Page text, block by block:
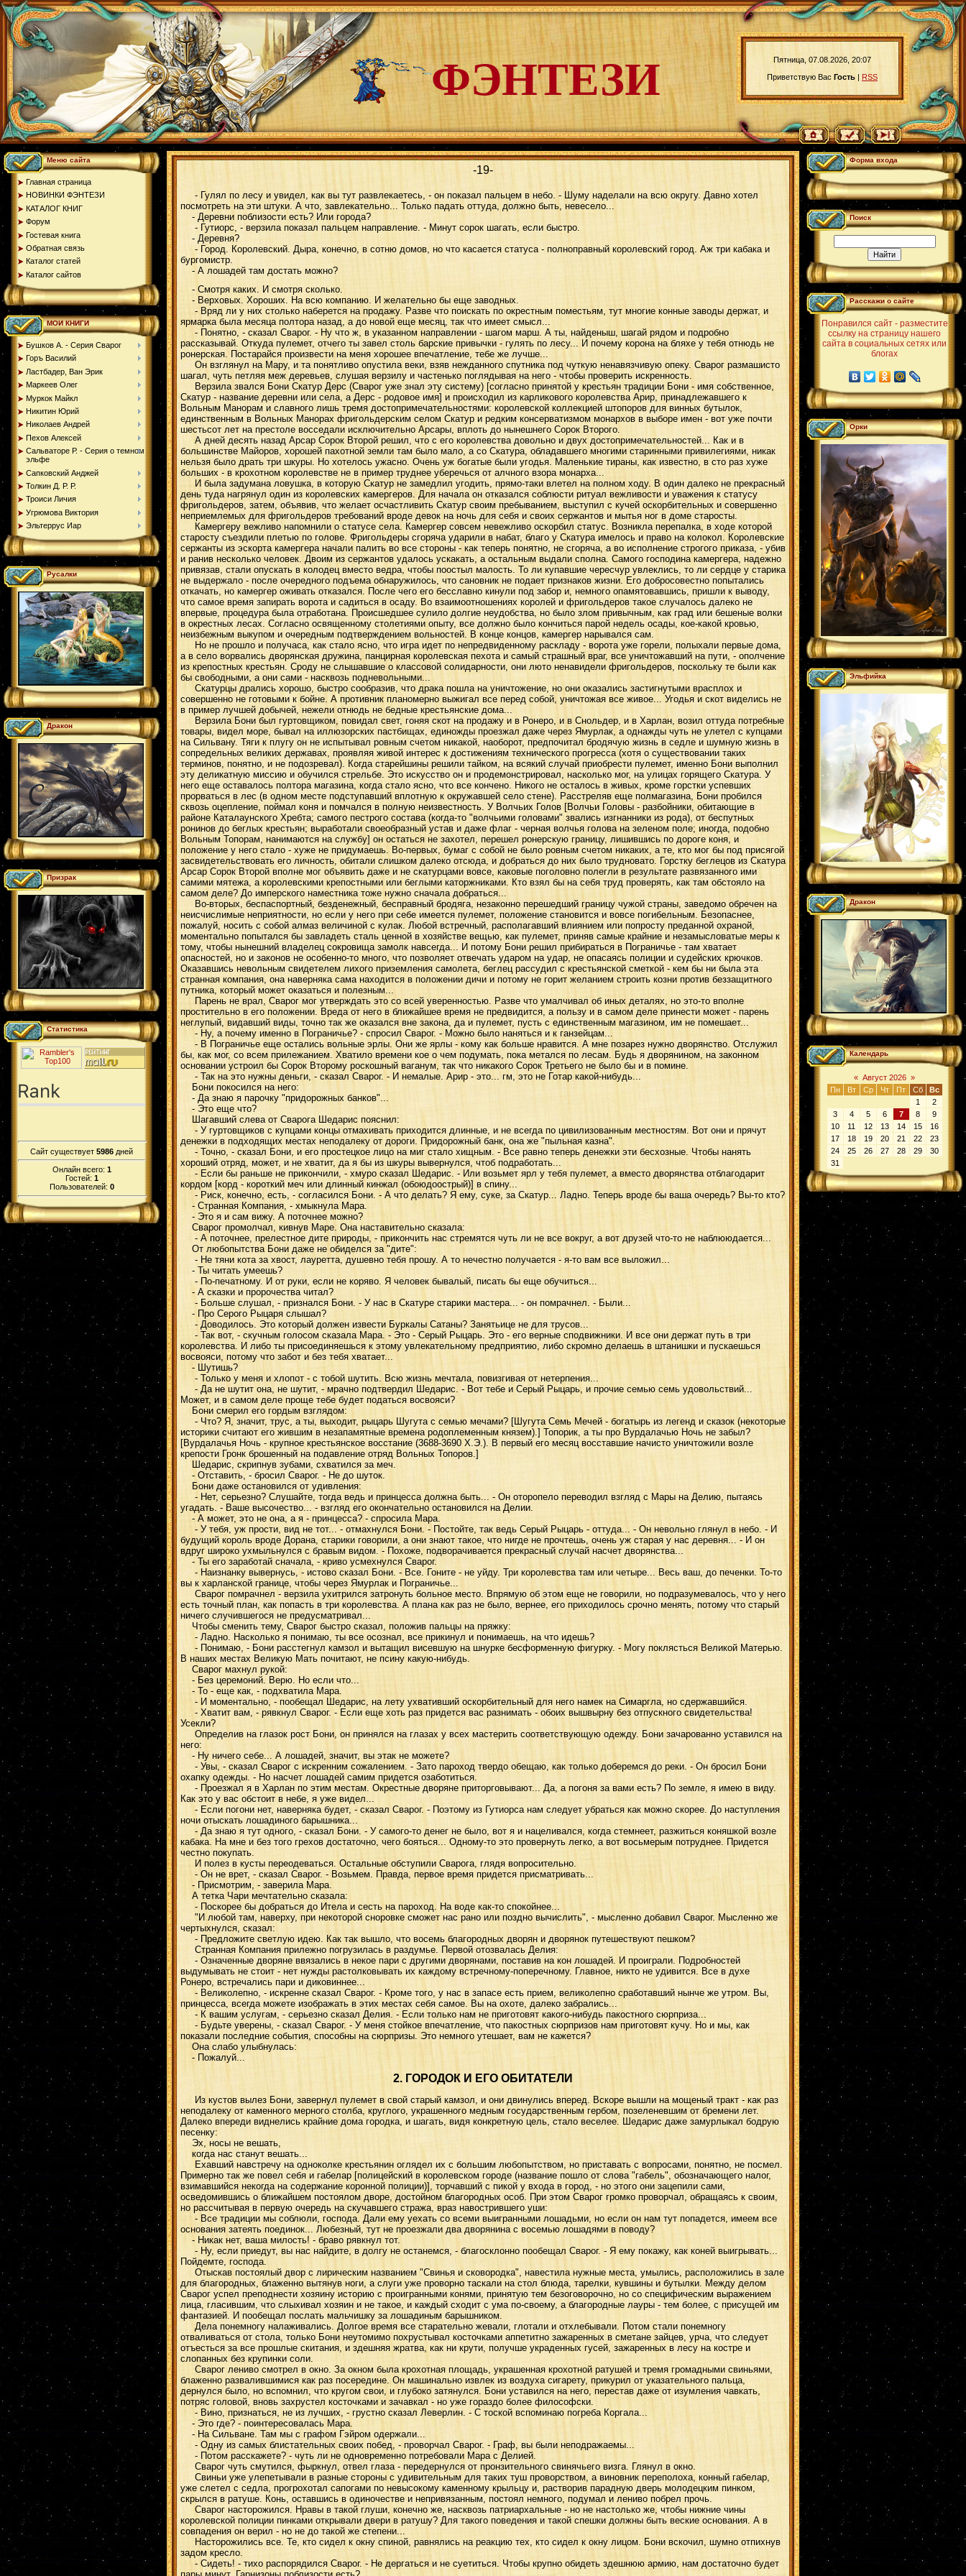
Пятница, 07.08.2026, 20:07
Приветствую Вас Гость | RSS
ФЭНТЕЗИ
Меню сайта
Главная страница
НОВИНКИ ФЭНТЕЗИ
КАТАЛОГ КНИГ
Форум
Гостевая книга
Обратная связь
Каталог статей
Каталог сайтов
МОИ КНИГИ
Бушков А. - Серия Сварог
Горъ Василий
Ластбадер, Ван Эрик
Маркеев Олег
Муркок Майкл
Никитин Юрий
Николаев Андрей
Пехов Алексей
Сальваторе Р. - Серия о темном
эльфе
Сапковский Анджей
Толкин Д. Р. Р.
Троиси Личия
Угрюмова Виктория
Эльтеррус Иар
Русалки
Дракон
Призрак
Статистика
Сайт существует 5986 дней
Онлайн всего: 1
Гостей: 1
Пользователей: 0
-19-
- Гулял по лесу и увидел, как вы тут развлекаетесь, - он показал пальцем в небо. - Шуму наделали на всю округу. Давно хотел
посмотреть на эти штуки. А что, завлекательно... Только падать оттуда, должно быть, невесело...
- Деревни поблизости есть? Или города?
- Гутиорс, - верзила показал пальцем направление. - Минут сорок шагать, если быстро.
- Деревня?
- Город. Королевский. Дыра, конечно, в сотню домов, но что касается статуса - полноправный королевский город. Аж три кабака и
бургомистр.
- А лошадей там достать можно?
- Смотря каких. И смотря сколько.
- Верховых. Хороших. На всю компанию. И желательно бы еще заводных.
- Вряд ли у них столько наберется на продажу. Разве что поискать по окрестным поместьям, тут многие конные заводы держат, и
ярмарка была месяца полтора назад, а до новой еще месяц, так что имеет смысл...
- Понятно, - сказал Сварог. - Ну что ж, в указанном направлении - шагом марш. А ты, найденыш, шагай рядом и подробно
рассказывай. Откуда пулемет, отчего ты завел столь барские привычки - гулять по лесу... И почему корона на бляхе у тебя отнюдь не
ронерская. Постарайся произвести на меня хорошее впечатление, тебе же лучше...
Он взглянул на Мару, и та понятливо опустила веки, взяв нежданного спутника под чуткую ненавязчивую опеку. Сварог размашисто
шагал, чуть петляя меж деревьев, слушая верзилу и частенько поглядывая на него - чтобы проверить искренность.
Верзила звался Бони Скатур Дерс (Сварог уже знал эту систему) [согласно принятой у крестьян традиции Бони - имя собственное,
Скатур - название деревни или села, а Дерс - родовое имя] и происходил из карликового королевства Арир, принадлежавшего к
Вольным Манорам и славного лишь тремя достопримечательностями: королевской коллекцией штопоров для винных бутылок,
единственным в Вольных Манорах фригольдерским селом Скатур и редким консерватизмом монархов в выборе имен - вот уже почти
шестьсот лет на престоле восседали исключительно Арсары, вплоть до нынешнего Сорок Второго.
А дней десять назад Арсар Сорок Второй решил, что с его королевства довольно и двух достопримечательностей... Как и в
большинстве Майоров, хорошей пахотной земли там было мало, а со Скатура, обладавшего многими старинными привилегиями, никак
нельзя было драть три шкуры. Но хотелось ужасно. Очень уж богатые были угодья. Маленькие тираны, как известно, в сто раз хуже
больших - в крохотном королевстве не в пример труднее уберечься от алчного взора монарха...
И была задумана ловушка, в которую Скатур не замедлил угодить, прямо-таки влетел на полном ходу. В один далеко не прекрасный
день туда нагрянул один из королевских камергеров. Для начала он отказался соблюсти ритуал вежливости и уважения к статусу
фригольдеров, затем, объявив, что желает осчастливить Скатур своим пребыванием, выступил с кучей оскорбительных и совершенно
неприемлемых для фригольдеров требований вроде девок на ночь для себя и своих сержантов и мытья ног в доме старосты.
Камергеру вежливо напомнили о статусе села. Камергер совсем невежливо оскорбил статус. Возникла перепалка, в ходе которой
старосту съездили плетью по голове. Фригольдеры сгоряча ударили в набат, благо у Скатура имелось и право на колокол. Королевские
сержанты из эскорта камергера начали палить во все стороны - как теперь понятно, не сгоряча, а во исполнение строгого приказа, - убив
и ранив несколько человек. Двоим из сержантов удалось ускакать, а остальным выдали сполна. Самого господина камергера, надежно
привязав, стали опускать в колодец вместо ведра, чтобы поостыл малость. То ли купавшие чересчур увлеклись, то ли сердце у старика
не выдержало - после очередного подъема обнаружилось, что сановник не подает признаков жизни. Его добросовестно попытались
откачать, но камергер оживать отказался. После чего его бесславно кинули под забор и, немного опамятовавшись, пришли к выводу,
что самое время запирать ворота и садиться в осаду. Во взаимоотношениях королей и фригольдеров такое случалось далеко не
впервые, процедура была отработана. Происшедшее сулило долгие неудобства, но было злом привычным, как град или бешеные волки
в окрестных лесах. Согласно освященному столетиями опыту, все должно было кончиться парой недель осады, кое-какой кровью,
неизбежным выкупом и очередным подтверждением вольностей. В конце концов, камергер нарывался сам.
Но не прошло и получаса, как стало ясно, что игра идет по непредвиденному раскладу - ворота уже горели, полыхали первые дома,
а в село ворвались дворянская дружина, панцирная королевская пехота и самый страшный враг, все уничтожавший на пути, - ополчение
из крепостных крестьян. Сроду не слышавшие о классовой солидарности, они люто ненавидели фригольдеров, поскольку те были как
бы свободными, а они сами - насквозь подневольными...
Скатурцы дрались хорошо, быстро сообразив, что драка пошла на уничтожение, но они оказались застигнутыми врасплох и
совершенно не готовыми к бойне. А противник планомерно выжигал все перед собой, уничтожая все живое... Угодья и скот виделись не
в пример лучшей добычей, нежели отнюдь не бедные крестьянские дома...
Верзила Бони был гуртовщиком, повидал свет, гоняя скот на продажу и в Ронеро, и в Снольдер, и в Харлан, возил оттуда потребные
товары, видел море, бывал на иллюзорских пастбищах, единожды проезжал даже через Ямурлак, а однажды чуть не улетел с купцами
на Сильвану. Тяги к плугу он не испытывал ровным счетом никакой, наоборот, предпочитал бродячую жизнь в седле и шумную жизнь в
сопредельных великих державах, проявляя живой интерес к достижениям технического прогресса (хотя о существовании таких
терминов, понятно, и не подозревал). Когда старейшины решили тайком, на всякий случай приобрести пулемет, именно Бони выполнил
эту деликатную миссию и обучился стрельбе. Это искусство он и продемонстрировал, насколько мог, на улицах горящего Скатура. У
него еще оставалось полтора магазина, когда стало ясно, что все кончено. Никого не осталось в живых, кроме горстки успевших
прорваться в лес (в одном месте подступавший вплотную к окружавшей село стене). Расстреляв еще полмагазина, Бони пробился
сквозь оцепление, поймал коня и помчался в полную неизвестность. У Волчьих Голов [Волчьи Головы - разбойники, обитающие в
районе Каталаунского Хребта; самого пестрого состава (когда-то "волчьими головами" звались изгнанники из рода), от беспутных
ронинов до беглых крестьян; выработали своеобразный устав и даже флаг - черная волчья голова на зеленом поле; иногда, подобно
Вольным Топорам, нанимаются на службу] он остаться не захотел, перешел ронерскую границу, лишившись по дороге коня, и
положение у него стало - хуже не придумаешь. Во-первых, бумаг с собой не было ровным счетом никаких, а те, кто мог бы под присягой
засвидетельствовать его личность, обитали слишком далеко отсюда, и добраться до них было трудновато. Горстку беглецов из Скатура
Арсар Сорок Второй вполне мог объявить даже и не скатурцами вовсе, каковые поголовно полегли в результате развязанного ими
самими мятежа, а королевскими крепостными или беглыми каторжниками. Кто взял бы на себя труд проверять, как там обстояло на
самом деле? До имперского наместника тоже нужно сначала добраться...
Во-вторых, беспаспортный, безденежный, бесправный бродяга, незаконно перешедший границу чужой страны, заведомо обречен на
неисчислимые неприятности, но если у него при себе имеется пулемет, положение становится и вовсе погибельным. Безопаснее,
пожалуй, носить с собой алмаз величиной с кулак. Любой встречный, располагавший влиянием или попросту преданной охраной,
моментально попытался бы завладеть сталь ценной в хозяйстве вещью, как пулемет, приняв самые крайние и незамысловатые меры к
тому, чтобы нынешний владелец сокровища замолк навсегда... И потому Бони решил прибираться в Пограничье - там хватает
опасностей, но и законов не особенно-то много, что позволяет отвечать ударом на удар, не опасаясь полиции и судейских крючков.
Оказавшись невольным свидетелем лихого приземления самолета, беглец рассудил с крестьянской сметкой - кем бы ни была эта
странная компания, она наверняка сама находится в положении дичи и потому не горит желанием строить козни против беззащитного
путника, который может оказаться и полезным...
Парень не врал, Сварог мог утверждать это со всей уверенностью. Разве что умалчивал об иных деталях, но это-то вполне
простительно в его положении. Вреда от него в ближайшее время не предвидится, а пользу и в самом деле принести может - парень
неглупый, видавший виды, точно так же оказался вне закона, да и пулемет, пусть с единственным магазином, им не помешает...
- Ну, а почему именно в Пограничье? - спросил Сварог. - Можно было наняться и к ганзейцам...
- В Пограничье еще остались вольные эрлы. Они же ярлы - кому как больше нравится. А мне позарез нужно дворянство. Отслужил
бы, как мог, со всем прилежанием. Хватило времени кое о чем подумать, пока метался по лесам. Будь я дворянином, на законном
основании устроил бы Сорок Второму роскошный ваганум, так что никакого Сорок Третьего не было бы и в помине.
- Так на это нужны деньги, - сказал Сварог. - И немалые. Арир - это... гм, это не Готар какой-нибудь...
Бони покосился на него:
- Да знаю я парочку "придорожных банков"...
- Это еще что?
Шагавший слева от Сварога Шедарис пояснил:
- У гуртовщиков с купцами концы отмахивать приходится длинные, и не всегда по цивилизованным местностям. Вот они и прячут
денежки в подходящих местах неподалеку от дороги. Придорожный банк, она же "пыльная казна".
- Точно, - сказал Бони, и его простецкое лицо на миг стало хищным. - Все равно теперь денежки эти бесхозные. Чтобы нанять
хороший отряд, может, и не хватит, да я бы из шкуры вывернулся, чтоб подработать...
- Если бы раньше не прикончили, - хмуро сказал Шедарис. - Или возьмет ярл у тебя пулемет, а вместо дворянства отблагодарит
кордом [корд - короткий меч или длинный кинжал (обоюдоострый)] в спину...
- Риск, конечно, есть, - согласился Бони. - А что делать? Я ему, суке, за Скатур... Ладно. Теперь вроде бы ваша очередь? Вы-то кто?
- Странная Компания, - хмыкнула Мара.
- Это я и сам вижу. А поточнее можно?
Сварог промолчал, кивнув Маре. Она наставительно сказала:
- А поточнее, прелестное дите природы, - прикончить нас стремятся чуть ли не все вокруг, а вот друзей что-то не наблююдается...
От любопытства Бони даже не обиделся за "дите":
- Не тяни кота за хвост, лауретта, душевно тебя прошу. А то нечестно получается - я-то вам все выложил...
- Ты читать умеешь?
- По-печатному. И от руки, если не коряво. Я человек бывалый, писать бы еще обучиться...
- А сказки и пророчества читал?
- Больше слушал, - признался Бони. - У нас в Скатуре старики мастера... - он помрачнел. - Были...
- Про Серого Рыцаря слышал?
- Доводилось. Это который должен извести Буркалы Сатаны? Занятьице не для трусов...
- Так вот, - скучным голосом сказала Мара. - Это - Серый Рыцарь. Это - его верные сподвижники. И все они держат путь в три
королевства. И либо ты присоединяешься к этому увлекательному предприятию, либо скромно делаешь в штанишки и пускаешься
восвояси, потому что забот и без тебя хватает...
- Шутишь?
- Только у меня и хлопот - с тобой шутить. Всю жизнь мечтала, повизгивая от нетерпения...
- Да не шутит она, не шутит, - мрачно подтвердил Шедарис. - Вот тебе и Серый Рыцарь, и прочие семью семь удовольствий...
Может, и в самом деле проще тебе будет податься восвояси?
Бони смерил его гордым взглядом:
- Что? Я, значит, трус, а ты, выходит, рыцарь Шугута с семью мечами? [Шугута Семь Мечей - богатырь из легенд и сказок (некоторые
историки считают его жившим в незапамятные времена родоплеменным князем).] Топорик, а ты про Вурдалачью Ночь не забыл?
[Вурдалачья Ночь - крупное крестьянское восстание (3688-3690 Х.Э.). В первый его месяц восставшие начисто уничтожили возле
крепости Гронк брошенный на подавление отряд Вольных Топоров.]
Шедарис, скрипнув зубами, схватился за меч.
- Отставить, - бросил Сварог. - Не до шуток.
Бони даже остановился от удивления:
- Нет, серьезно? Слушайте, тогда ведь и принцесса должна быть... - Он оторопело переводил взгляд с Мары на Делию, пытаясь
угадать. - Ваше высочество... - взгляд его окончательно остановился на Делии.
- А может, это не она, а я - принцесса? - спросила Мара.
- У тебя, уж прости, вид не тот... - отмахнулся Бони. - Постойте, так ведь Серый Рыцарь - оттуда... - Он невольно глянул в небо. - И
будущий король вроде Дорана, старики говорили, а они знают такое, что нигде не прочтешь, очень уж старая у нас деревня... - И он
вдруг широко ухмыльнулся с бравым видом. - Похоже, подворачивается прекрасный случай насчет дворянства...
- Ты его заработай сначала, - криво усмехнулся Сварог.
- Наизнанку вывернусь, - истово сказал Бони. - Все. Гоните - не уйду. Три королевства там или четыре... Весь ваш, до печенки. То-то
вы к харланской границе, чтобы через Ямурлак и Пограничье...
Сварог помрачнел - верзила ухитрился затронуть больное место. Впрямую об этом еще не говорили, но подразумевалось, что у него
есть точный план, как попасть в три королевства. А плана как раз не было, вернее, его приходилось срочно менять, потому что старый
ничего случившегося не предусматривал...
Чтобы сменить тему, Сварог быстро сказал, положив пальцы на пряжку:
- Ладно. Насколько я понимаю, ты все осознал, все прикинул и понимаешь, на что идешь?
- Понимаю, - Бони расстегнул камзол и вытащил висевшую на шнурке бесформенную фигурку. - Могу поклясться Великой Матерью.
В наших местах Великую Мать почитают, не псину какую-нибудь.
Сварог махнул рукой:
- Без церемоний. Верю. Но если что...
- То - еще как, - подхватила Мара.
- И моментально, - пообещал Шедарис, на лету ухвативший оскорбительный для него намек на Симаргла, но сдержавшийся.
- Хватит вам, - рявкнул Сварог. - Если еще хоть раз придется вас разнимать - обоих вышвырну без отпускного свидетельства!
Усекли?
Определив на глазок рост Бони, он принялся на глазах у всех мастерить соответствующую одежду. Бони зачарованно уставился на
него:
- Ну ничего себе... А лошадей, значит, вы этак не можете?
- Увы, - сказал Сварог с искренним сожалением. - Зато пароход твердо обещаю, как только доберемся до реки. - Он бросил Бони
охапку одежды. - Но насчет лошадей самим придется озаботиться.
- Проезжал я в Харлан по этим местам. Окрестные дворяне приторговывают... Да, а погоня за вами есть? По земле, я имею в виду.
Как это у вас обстоит в небе, я уже видел...
- Если погони нет, наверняка будет, - сказал Сварог. - Поэтому из Гутиорса нам следует убраться как можно скорее. До наступления
ночи отыскать лошадиного барышника...
- Да знаю я тут одного, - сказал Бони. - У самого-то денег не было, вот я и нацеливался, когда стемнеет, разжиться коняшкой возле
кабака. На мне и без того грехов достаточно, чего бояться... Одному-то это провернуть легко, а вот восьмерым потруднее. Придется
честно покупать.
И полез в кусты переодеваться. Остальные обступили Сварога, глядя вопросительно.
- Он не врет, - сказал Сварог. - Возьмем. Правда, первое время придется присматривать...
- Присмотрим, - заверила Мара.
А тетка Чари мечтательно сказала:
- Поскорее бы добраться до Итела и сесть на пароход. На воде как-то спокойнее...
"И любой там, наверху, при некоторой сноровке сможет нас рано или поздно вычислить", - мысленно добавил Сварог. Мысленно же
чертыхнулся, сказал:
- Предложите светлую идею. Как так вышло, что восемь благородных дворян и дворянок путешествуют пешком?
Странная Компания прилежно погрузилась в раздумье. Первой отозвалась Делия:
- Означенные дворяне ввязались в некое пари с другими дворянами, поставив на кон лошадей. И проиграли. Подробностей
выдумывать не стоит - нет нужды растолковывать их каждому встречному-поперечному. Главное, никто не удивится. Все в духе
Ронеро, встречались пари и диковиннее...
- Великолепно, - искренне сказал Сварог. - Кроме того, у нас в запасе есть прием, великолепно сработавший нынче же утром. Вы,
принцесса, всегда можете изображать в этих местах себя самое. Вы на охоте, далеко забрались...
- К вашим услугам, - серьезно сказал Делия. - Если только нам не приготовят какого-нибудь пакостного сюрприза...
- Будьте уверены, - сказал Сварог. - У меня стойкое впечатление, что пакостных сюрпризов нам приготовят кучу. Но и мы, как
показали последние события, способны на сюрпризы. Это немного утешает, вам не кажется?
Она слабо улыбнулась:
- Пожалуй...
2. ГОРОДОК И ЕГО ОБИТАТЕЛИ
Из кустов вылез Бони, завернул пулемет в свой старый камзол, и они двинулись вперед. Вскоре вышли на мощеный тракт - как раз
неподалеку от каменного мерного столба, круглого, украшенного медным государственным гербом, позеленевшим от бремени лет.
Далеко впереди виднелись крайние дома городка, и шагать, видя конкретную цель, стало веселее. Шедарис даже замурлыкал бодрую
песенку:
Эх, носы не вешать,
когда нас станут вешать...
Ехавший навстречу на одноколке крестьянин оглядел их с большим любопытством, но приставать с вопросами, понятно, не посмел.
Примерно так же повел себя и габелар [полицейский в королевском городе (название пошло от слова "габель", обозначающего налог,
взимавшийся некогда на содержание коронной полиции)], торчавший с пикой у входа в город, - но этого они зацепили сами,
осведомившись о ближайшем постоялом дворе, достойном благородных особ. При этом Сварог громко проворчал, обращаясь к своим,
но рассчитывая в первую очередь на скучавшего стража, враз навострившего уши:
- Все традиции мы соблюли, господа. Дали ему уехать со всеми выигранными лошадьми, но если он нам тут попадется, имеем все
основания затеять поединок... Любезный, тут не проезжали два дворянина с восемью лошадями в поводу?
- Никак нет, ваша милость! - браво рявкнул тот.
- Ну, если приедут, вы нас найдите, в долгу не останемся, - благосклонно пообещал Сварог. - Я ему покажу, как коней выигрывать...
Пойдемте, господа.
Отыскав постоялый двор с лирическим названием "Свинья и сковородка", навестила нужные места, умылись, расположились в зале
для благородных, блаженно вытянув ноги, а слуги уже проворно таскали на стол блюда, тарелки, кувшины и бутылки. Между делом
Сварог успел преподнести хозяину историю с проигранными конями, принятую тем безоговорочно, но со специфическим выражением
лица, гласившим, что слыхивал хозяин и не такое, и каждый сходит с ума по-своему, а благородные лауры - тем более, с присущей им
фантазией. И пообещал послать мальчишку за лошадиным барышником.
Дела понемногу налаживались. Долгое время все старательно жевали, глотали и отхлебывали. Потом стали понемногу
отваливаться от стола, только Бони неутомимо похрустывал косточками аппетитно зажаренных в сметане зайцев, урча, что следует
отъесться за все прошлые скитания, и здешняя жратва, как ни крути, получше украденных гусей, зажаренных в лесу на костре и
слопанных без крупинки соли.
Сварог лениво смотрел в окно. За окном была крохотная площадь, украшенная крохотной ратушей и тремя громадными свиньями,
блаженно развалившимися как раз посередине. Он машинально извлек из воздуха сигарету, прикурил от указательного пальца,
дернулся было, но вспомнил, что кругом свои, и глубоко затянулся. Бони уставился на него, перестав даже от изумления чавкать,
потряс головой, вновь захрустел косточками и зачавкал - но уже гораздо более философски.
- Вино, признаться, не из лучших, - грустно сказал Леверлин. - С тоской вспоминаю погреба Коргала...
- Это где? - поинтересовалась Мара.
- На Сильване. Там мы с графом Гэйром одержали...
- Одну из самых блистательных своих побед, - проворчал Сварог. - Граф, вы были неподражаемы...
- Потом расскажете? - чуть ли не одновременно потребовали Мара с Делией.
Сварог чуть смутился, фыркнул, отвел глаза - передернулся от пронзительного свинячьего визга. Глянул в окно.
Свиньи уже улепетывали в разные стороны с удивительным для таких туш проворством, а виновник переполоха, конный габелар,
уже слетел с седла, прогрохотал сапогами по невысокому каменному крыльцу и, растворив парадную дверь молодецким пинком,
скрылся в ратуше. Конь, оставшись в одиночестве и непривязанным, постоял немного, подумал и лениво побрел прочь.
Сварог насторожился. Нравы в такой глуши, конечно же, насквозь патриархальные - но не настолько же, чтобы нижние чины
королевской полиции пинками открывали двери в ратушу? Для такого поведения и такой спешки должны быть веские основания. А в
совпадения он верил - но не до такой же степени...
Насторожились все. Те, кто сидел к окну спиной, равнялись на реакцию тех, кто сидел к окну лицом. Бони вскочил, шумно отпихнув
задом кресло.
- Сидеть! - тихо распорядился Сварог. - Не дергаться и не суетиться. Чтобы крупно обидеть здешнюю армию, нам достаточно будет
Форма входа
Поиск
Расскажи о сайте
Понравился сайт - разместите
ссылку на страницу нашего
сайта в социальных сетях или
блогах
Орки
Эльфийка
Дракон
Календарь
« Август 2026 »
Пн
Вт Ср Чт Пт Сб
Вс
1
2
3
4 5 6 7 8
9
10
11 12 13 14 15
16
17
18 19 20 21 22
23
24
25 26 27 28 29
30
31